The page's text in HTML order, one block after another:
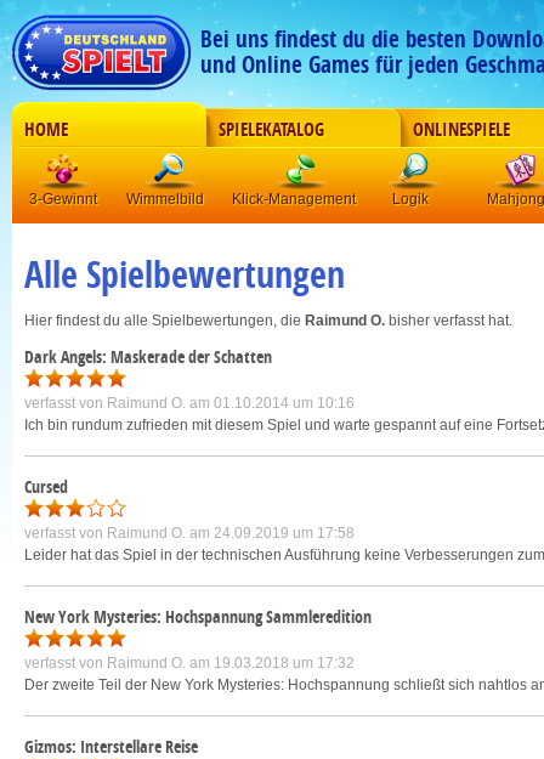
Bei uns findest du die besten
und Online Games für jeden
HOME SPIELEKATALOG ONLINESPIELE
3-Gewinnt Wimmelbild Klick-Management Logik Mahjong
Alle Spielbewertungen
Hier findest du alle Spielbewertungen, die Raimund O. bisher verfasst hat.
Dark Angels: Maskerade der Schatten
verfasst von Raimund O. am 01.10.2014 um 10:16
Ich bin rundum zufrieden mit diesem Spiel und warte gespannt auf eine
Cursed
verfasst von Raimund O. am 24.09.2019 um 17:58
Leider hat das Spiel in der technischen Ausführung keine Verbesserungen
New York Mysteries: Hochspannung Sammleredition
verfasst von Raimund O. am 19.03.2018 um 17:32
Der zweite Teil der New York Mysteries: Hochspannung schließt sich nahtlos
Gizmos: Interstellare Reise